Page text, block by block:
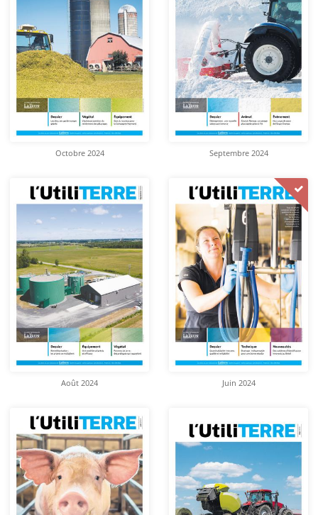
Octobre 2024 Septembre 2024
Août 2024 Juin 2024